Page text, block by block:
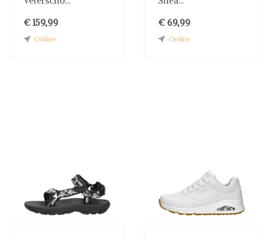
€ 159,99
Online
€ 69,99
Online